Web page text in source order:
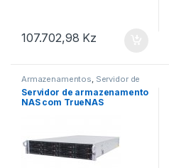
107.702,98 Kz
Armazenamentos, Servidor de
armazenamento NAS
Servidor de armazenamento
NAS com TrueNAS
LFF DDR4 ECC Raid 4x 10GbE
X540 2x PSU